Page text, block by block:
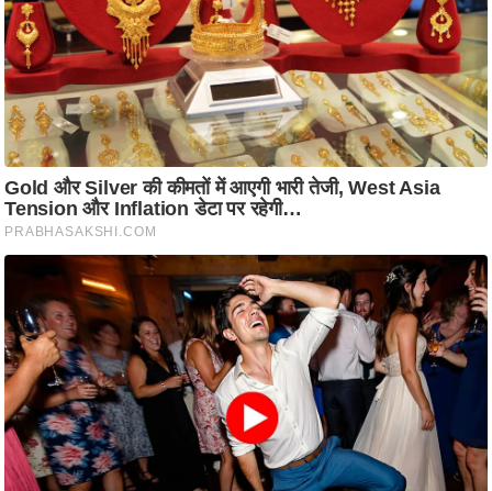
ति
ष
प्र
भु
म
हि
मा
/
ध
स्थ
ल
व्र
त
त्यो
हा
र